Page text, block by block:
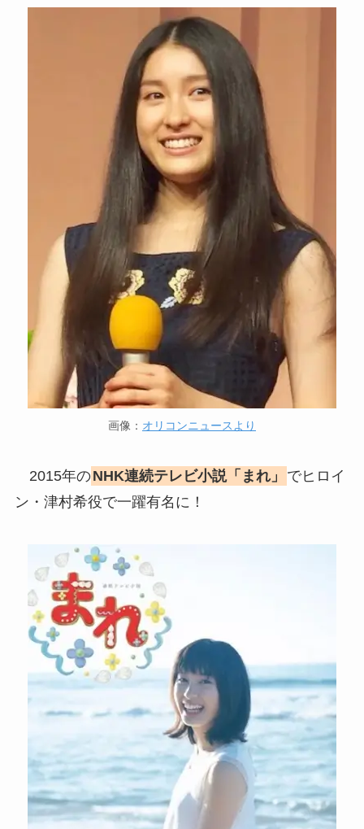
画像： オリコンニュースより
2015年のNHK連続テレビ小説「まれ」
でヒロイ
ン・津村希役で一躍有名に！